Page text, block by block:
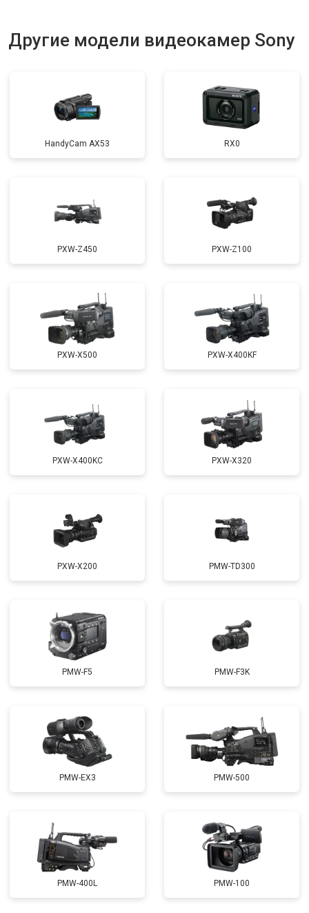
Другие модели видеокамер Sony
HandyCam AX53 RX0
PXW-Z450 PXW-Z100
PXW-X500 PXW-X400KF
PXW-X400KC PXW-X320
PXW-X200 PMW-TD300
PMW-F5 PMW-F3K
PMW-EX3 PMW-500
PMW-400L PMW-100